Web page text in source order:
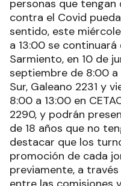
personas que tengan
contra el Covid
sentido, este
a 13:00 se
Sarmiento, en 10 de
septiembre de 8:00 a
Sur, Galeano 2231 y
8:00 a 13:00 en
2290, y podrán
de 18 años que no
destacar que los
promoción de cada
previamente, a